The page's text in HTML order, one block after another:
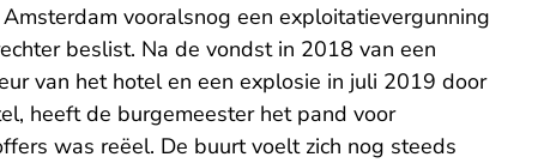
vooralsnog een exploitatievergunning
beslist. Na de vondst in 2018 van een
van het hotel en een explosie in juli 2019 door
heeft de burgemeester het pand voor
was reëel. De buurt voelt zich nog steeds